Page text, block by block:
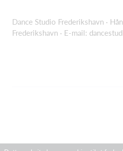
Dance Studio Frederikshavn ·
Frederikshavn · E-mail: